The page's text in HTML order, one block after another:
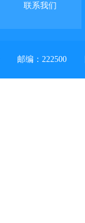
联系我们
邮编：222500